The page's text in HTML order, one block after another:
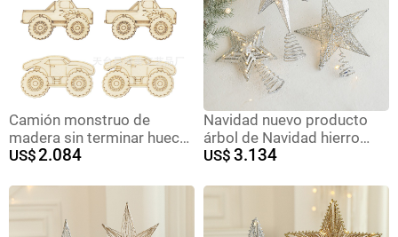
Camión monstruo de
madera sin terminar hueca
camión artesanal juego de
pintado adornos de
madera
US$2.084
Navidad nuevo producto
árbol de Navidad hierro
forjado polvo pegajoso top
estrellas oro tridimensional
hueco estrella de cinco
puntas decoración
US$ 3.134